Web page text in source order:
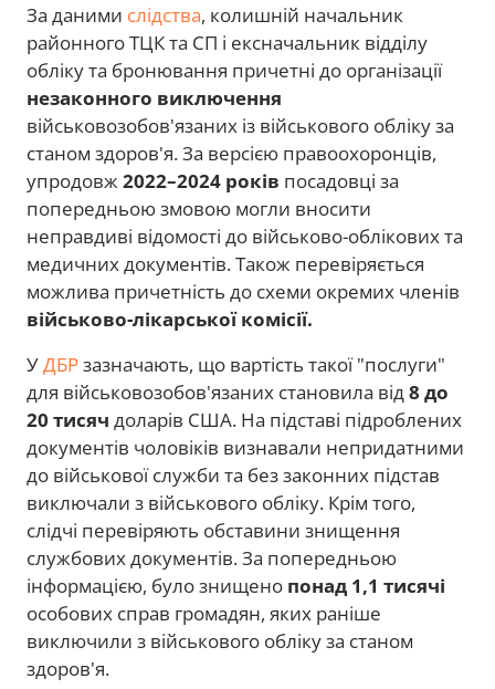
За даними слідства, колишній начальник
районного ТЦК та СП і ексначальник відділу
обліку та бронювання причетні до організації
незаконного виключення
військовозобов'язаних із військового обліку за
станом здоров'я. За версією правоохоронців,
упродовж 2022–2024 років посадовці за
попередньою змовою могли вносити
неправдиві відомості до військово-облікових та
медичних документів. Також перевіряється
можлива причетність до схеми окремих членів
військово-лікарської комісії.
УДБРзазначають, що вартість такої "послуги"
для військовозобов'язаних становила від8 до
20 тисяч доларів США. На підставі підроблених
документів чоловіків визнавали непридатними
до військової служби та без законних підстав
виключали з військового обліку. Крім того,
слідчі перевіряють обставини знищення
службових документів. За попередньою
інформацією, було знищено понад 1,1 тисячі
особових справ громадян, яких раніше
виключили з військового обліку за станом
здоров'я.